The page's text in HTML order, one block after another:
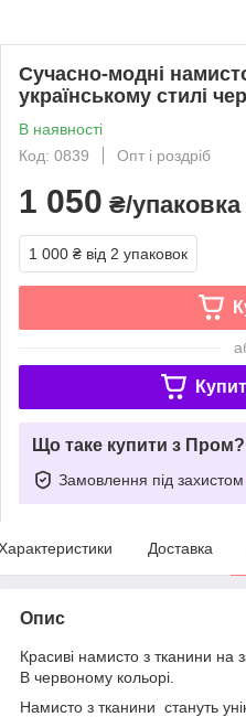
Сучасно-модні
українському стилі
В наявності
Код: 0839
Опт і роздріб
1 050 ₴/упаковка
1 000 ₴ від 2 упаковок
Що таке купити з Пром?
Замовлення під захистом
Доставка
Опис
Красиві намисто з тканини на
В червоному кольорі.
Намисто з тканини стануть